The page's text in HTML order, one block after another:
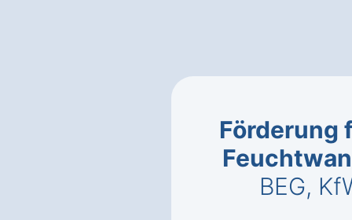
Förderung
BEG,